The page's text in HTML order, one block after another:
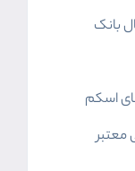
بانک
اسکم
معتبر